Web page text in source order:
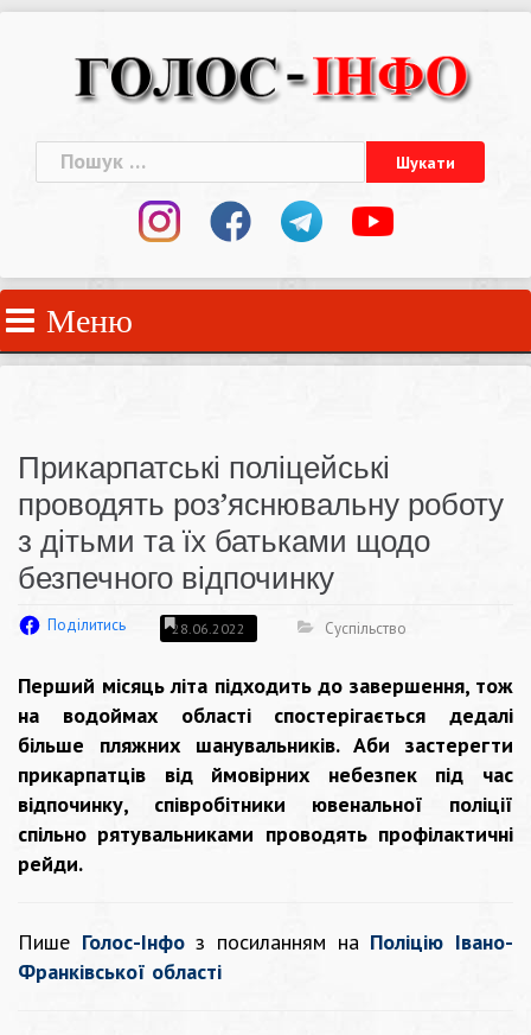
Пошук:
Меню
Прикарпатські поліцейські
проводять роз’яснювальну роботу
з дітьми та їх батьками щодо
безпечного відпочинку
Поділитись 28.06.2022 Суспільство
Перший місяць літа підходить до завершення, тож
на водоймах області спостерігається дедалі
більше пляжних шанувальників. Аби застерегти
прикарпатців від ймовірних небезпек під час
відпочинку, співробітники ювенальної поліції
спільно рятувальниками проводять профілактичні
рейди.
Пише Голос-Інфо з посиланням на Поліцію Івано-
Франківської області